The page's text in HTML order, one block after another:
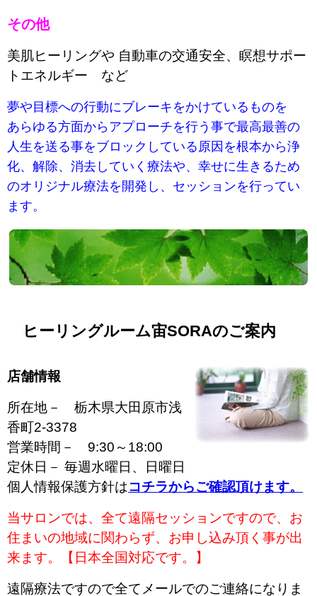
その他
美肌ヒーリングや 自動車の交通安全、瞑想サポー
トエネルギー など
夢や目標への行動にブレーキをかけているものを
あらゆる方面からアプローチを行う事で最高最善の
人生を送る事をブロックしている原因を根本から浄
化、解除、消去していく療法や、幸せに生きるため
のオリジナル療法を開発し、セッションを行ってい
ます。
ヒーリングルーム宙SORAのご案内
店舗情報
所在地－ 栃木県大田原市浅
香町2-3378
営業時間－ 9:30～18:00
定休日－ 毎週水曜日、日曜日
個人情報保護方針はコチラからご確認頂けます。
当サロンでは、全て遠隔セッションですので、お
住まいの地域に関わらず、お申し込み頂く事が出
来ます。【日本全国対応です。】
遠隔療法ですので全てメールでのご連絡になりま